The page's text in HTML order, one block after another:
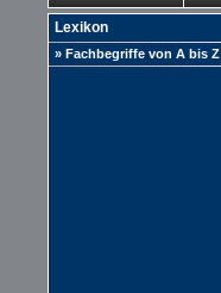
Lexikon
» Fachbegriffe von A bis Z